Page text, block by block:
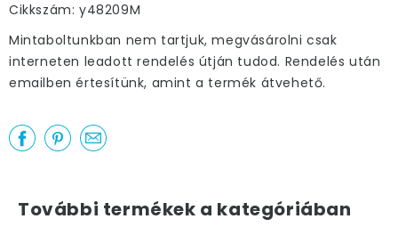
Cikkszám: y48209M
Mintaboltunkban nem tartjuk, megvásárolni csak
interneten leadott rendelés útján tudod. Rendelés után
emailben értesítünk, amint a termék átvehető.
További termékek a kategóriában